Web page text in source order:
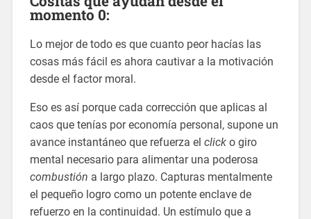
momento 0:
Lo mejor de todo es que cuanto peor hacías las
cosas más fácil es ahora cautivar a la motivación
desde el factor moral.
Eso es así porque cada corrección que aplicas al
caos que tenías por economía personal, supone un
avance instantáneo que refuerza el clicko giro
mental necesario para alimentar una poderosa
combustión a largo plazo. Capturas mentalmente
el pequeño logro como un potente enclave de
refuerzo en la continuidad. Un estímulo que a